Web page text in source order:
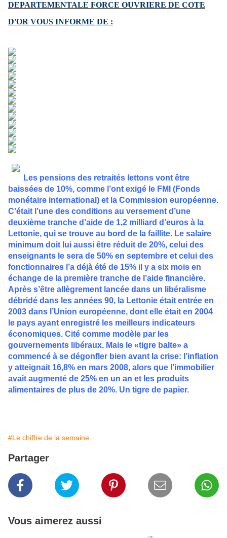
DEPARTEMENTALE FORCE OUVRIERE DE COTE
D'OR VOUS INFORME DE :
Les pensions des retraités lettons vont être
baissées de 10%, comme l’ont exigé le FMI (Fonds
monétaire international) et la Commission européenne.
C’était l’une des conditions au versement d’une
deuxième tranche d’aide de 1,2 milliard d’euros à la
Lettonie, qui se trouve au bord de la faillite. Le salaire
minimum doit lui aussi être réduit de 20%, celui des
enseignants le sera de 50% en septembre et celui des
fonctionnaires l’a déjà été de 15% il y a six mois en
échange de la première tranche de l’aide financière.
Après s’être allègrement lancée dans un libéralisme
débridé dans les années 90, la Lettonie était entrée en
2003 dans l’Union européenne, dont elle était en 2004
le pays ayant enregistré les meilleurs indicateurs
économiques. Cité comme modèle par les
gouvernements libéraux. Mais le «tigre balte» a
commencé à se dégonfler bien avant la crise: l’inflation
y atteignait 16,8% en mars 2008, alors que l’immobilier
avait augmenté de 25% en un an et les produits
alimentaires de plus de 20%. Un tigre de papier.
#Le chiffre de la semaine
Partager
Vous aimerez aussi